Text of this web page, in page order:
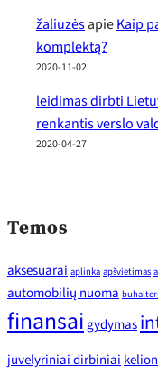
žaliuzėsapieKaip
komplektą?
2020-11-02
leidimas dirbti
renkantis verslo
2020-04-27
Temos
aksesuarai aplinka apšvietimas
automobilių nuoma
finansaigydymas
juvelyriniai dirbiniai